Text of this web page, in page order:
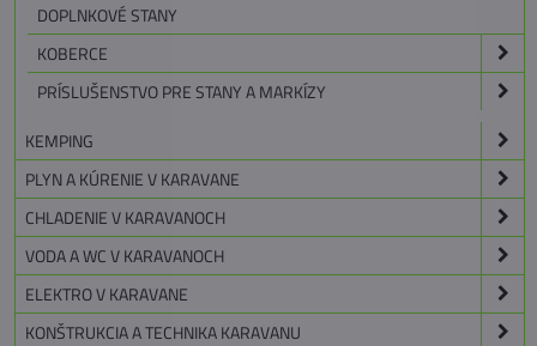
DOPLNKOVÉ STANY
KOBERCE
PRÍSLUŠENSTVO PRE STANY A MARKÍZY
KEMPING
PLYN A KÚRENIE V KARAVANE
CHLADENIE V KARAVANOCH
VODA A WC V KARAVANOCH
ELEKTRO V KARAVANE
KONŠTRUKCIA A TECHNIKA KARAVANU